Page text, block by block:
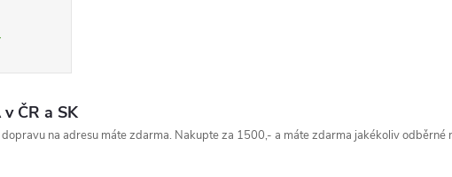
á
ČR a SK
na adresu máte zdarma. Nakupte za 1500,- a máte zdarma jakékoliv odběrné